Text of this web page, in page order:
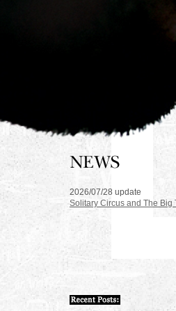
2026/07/28 update
Solitary Circus and The Big